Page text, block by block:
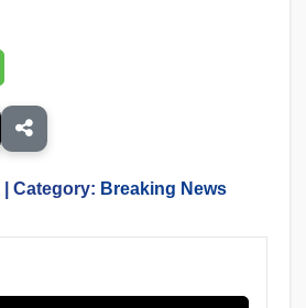
| Category: Breaking News